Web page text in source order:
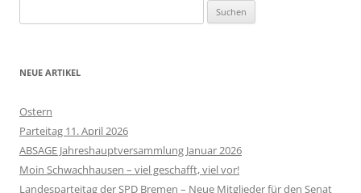
nach:
NEUE ARTIKEL
Ostern
Parteitag 11. April 2026
ABSAGE Jahreshauptversammlung Januar 2026
Moin Schwachhausen – viel geschafft, viel vor!
Landesparteitag der SPD Bremen – Neue Mitglieder für den Senat